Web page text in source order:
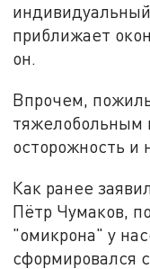
приближает
он.
Впрочем,
тяжелобольным
осторожность и
Как ранее
Пётр Чумаков,
"омикрона" у
сформировался